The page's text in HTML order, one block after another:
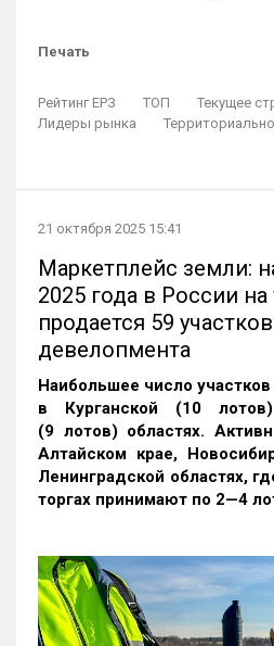
Печать
Рейтинг ЕРЗ ТОП
Текущее
Лидеры рынка
21 октября 2025 15:41
Маркетплейс земли:
2025 года в России на
продается 59
девелопмента
Наибольшее число
в Курганской (10
(9 лотов) областях.
Алтайском крае,
Ленинградской областях,
торгах принимают по 2—4